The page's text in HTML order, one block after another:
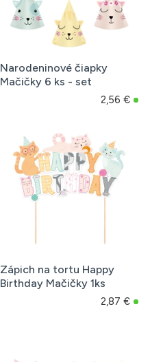
Narodeninové čiapky
Mačičky 6 ks - set
2,56 €
Zápich na tortu Happy
Birthday Mačičky 1ks
2,87 €